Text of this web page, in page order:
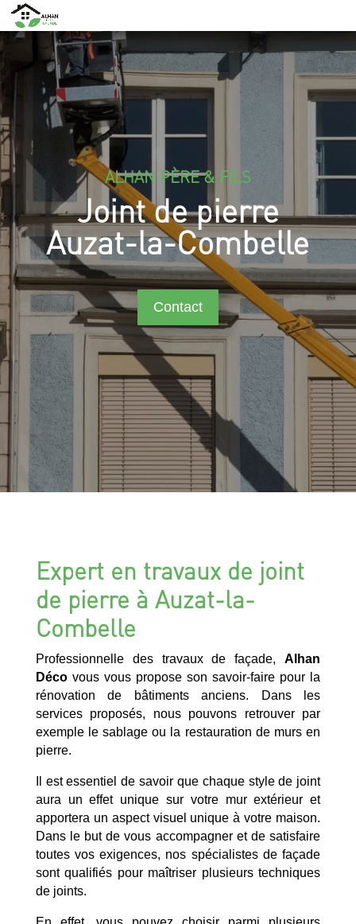
ALHAN PÈRE & FILS
Joint de pierre
Auzat-la-Combelle
Contact
Expert en travaux de joint
de pierre à Auzat-la-
Combelle
Professionnelle des travaux de façade,Alhan
Décovous vous propose son savoir-faire pour la
rénovation de bâtiments anciens. Dans les
services proposés, nous pouvons retrouver par
exemple le sablage ou la restauration de murs en
pierre.
Il est essentiel de savoir que chaque style de joint
aura un effet unique sur votre mur extérieur et
apportera un aspect visuel unique à votre maison.
Dans le but de vous accompagner et de satisfaire
toutes vos exigences, nos spécialistes de façade
sont qualifiés pour maîtriser plusieurs techniques
de joints.